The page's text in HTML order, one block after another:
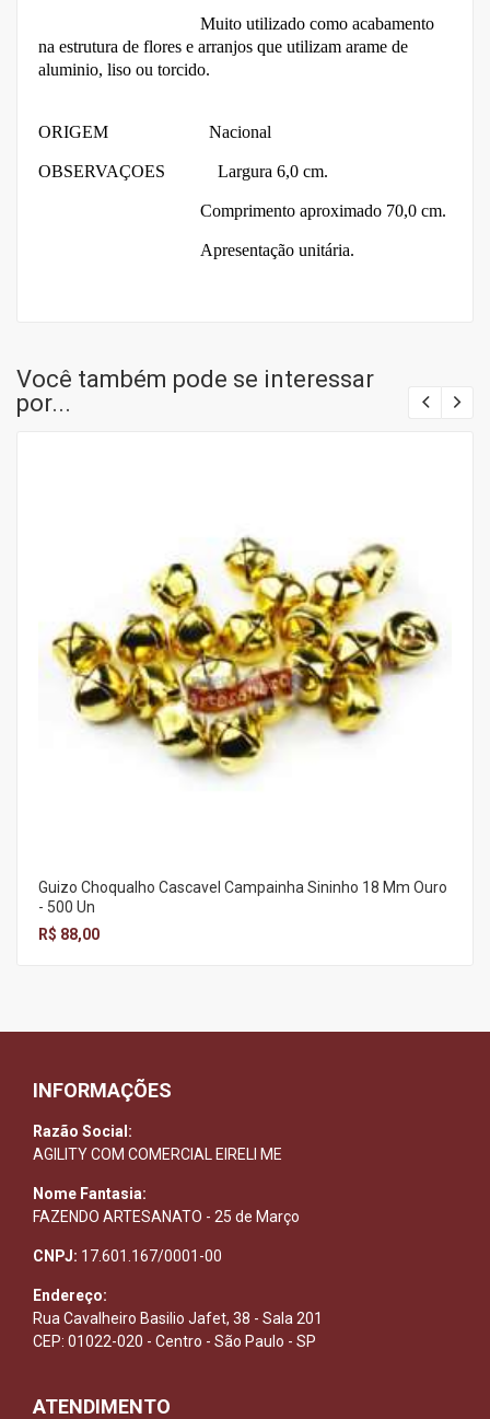
Muito utilizado como acabamento
na estrutura de flores e arranjos que utilizam arame de
aluminio, liso ou torcido.
ORIGEM Nacional
OBSERVAÇOES Largura 6,0 cm.
Comprimento aproximado 70,0 cm.
Apresentação unitária.
Você também pode se interessar
por...
Guizo Choqualho Cascavel Campainha Sininho 18 Mm Ouro
- 500 Un
R$ 88,00
INFORMAÇÕES
Razão Social:
AGILITY COM COMERCIAL EIRELI ME
Nome Fantasia:
FAZENDO ARTESANATO - 25 de Março
CNPJ: 17.601.167/0001-00
Endereço:
Rua Cavalheiro Basilio Jafet, 38 - Sala 201
CEP: 01022-020 - Centro - São Paulo - SP
ATENDIMENTO